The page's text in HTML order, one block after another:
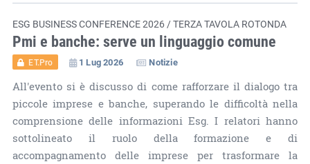
ESG BUSINESS CONFERENCE 2026 / TERZA TAVOLA ROTONDA
Pmi e banche: serve un linguaggio comune
ET.Pro 1 Lug 2026 Notizie
All'evento si è discusso di come rafforzare il dialogo tra
piccole imprese e banche, superando le difficoltà nella
comprensione delle informazioni Esg. I relatori hanno
sottolineato il ruolo della formazione e di
accompagnamento delle imprese per trasformare la